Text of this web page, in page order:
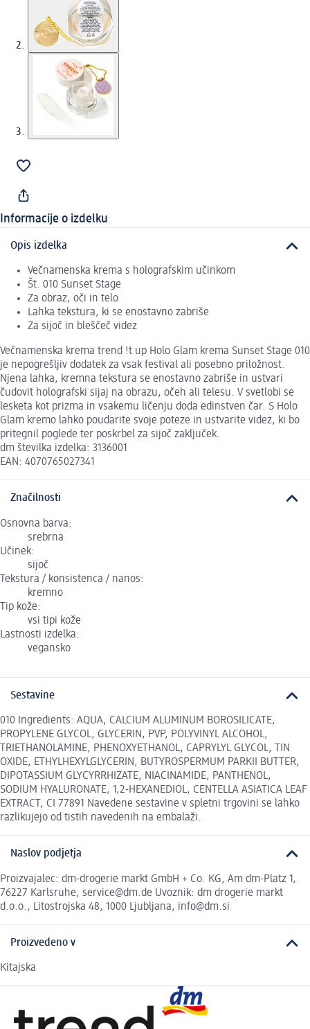
Informacije o izdelku
Opis izdelka
Večnamenska krema s holografskim učinkom
Št. 010 Sunset Stage
Za obraz, oči in telo
Lahka tekstura, ki se enostavno zabriše
Za sijoč in bleščeč videz
Večnamenska krema trend !t up Holo Glam krema Sunset Stage 010
je nepogrešljiv dodatek za vsak festival ali posebno priložnost.
Njena lahka, kremna tekstura se enostavno zabriše in ustvari
čudovit holografski sijaj na obrazu, očeh ali telesu. V svetlobi se
lesketa kot prizma in vsakemu ličenju doda edinstven čar. S Holo
Glam kremo lahko poudarite svoje poteze in ustvarite videz, ki bo
pritegnil poglede ter poskrbel za sijoč zaključek.
dm številka izdelka: 3136001
EAN: 4070765027341
Značilnosti
Osnovna barva:
srebrna
Učinek:
sijoč
Tekstura / konsistenca / nanos:
kremno
Tip kože:
vsi tipi kože
Lastnosti izdelka:
vegansko
Sestavine
010 Ingredients: AQUA, CALCIUM ALUMINUM BOROSILICATE,
PROPYLENE GLYCOL, GLYCERIN, PVP, POLYVINYL ALCOHOL,
TRIETHANOLAMINE, PHENOXYETHANOL, CAPRYLYL GLYCOL, TIN
OXIDE, ETHYLHEXYLGLYCERIN, BUTYROSPERMUM PARKII BUTTER,
DIPOTASSIUM GLYCYRRHIZATE, NIACINAMIDE, PANTHENOL,
SODIUM HYALURONATE, 1,2-HEXANEDIOL, CENTELLA ASIATICA LEAF
EXTRACT, CI 77891 Navedene sestavine v spletni trgovini se lahko
razlikujejo od tistih navedenih na embalaži.
Naslov podjetja
Proizvajalec: dm-drogerie markt GmbH + Co. KG, Am dm-Platz 1,
76227 Karlsruhe, service@dm.de Uvoznik: dm drogerie markt
d.o.o., Litostrojska 48, 1000 Ljubljana, info@dm.si
Proizvedeno v
Kitajska